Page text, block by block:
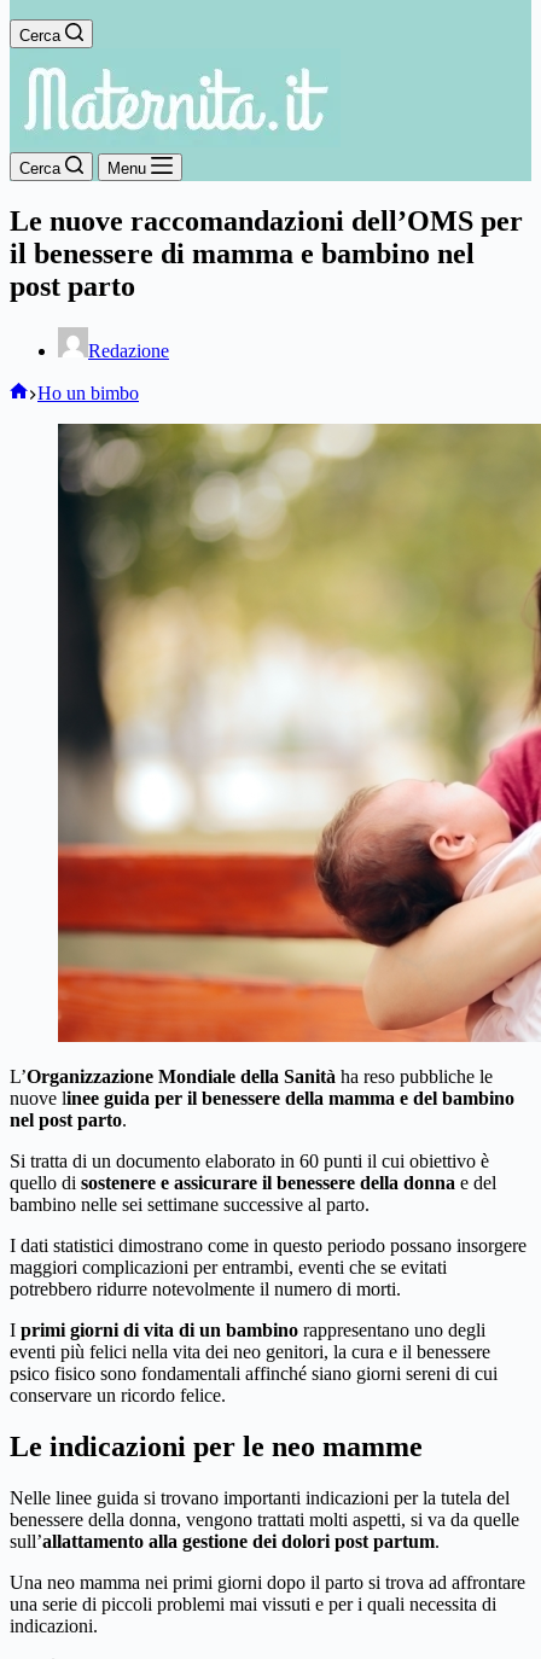
Cerca
Cerca Menu
Le nuove raccomandazioni dell’OMS per
il benessere di mamma e bambino nel
post parto
Redazione
Home
Ho un bimbo
L’Organizzazione Mondiale della Sanità ha reso pubbliche le
nuove linee guida per il benessere della mamma e del bambino
nel post parto.
Si tratta di un documento elaborato in 60 punti il cui obiettivo è
quello di sostenere e assicurare il benessere della donna e del
bambino nelle sei settimane successive al parto.
I dati statistici dimostrano come in questo periodo possano insorgere
maggiori complicazioni per entrambi, eventi che se evitati
potrebbero ridurre notevolmente il numero di morti.
I primi giorni di vita di un bambino rappresentano uno degli
eventi più felici nella vita dei neo genitori, la cura e il benessere
psico fisico sono fondamentali affinché siano giorni sereni di cui
conservare un ricordo felice.
Le indicazioni per le neo mamme
Nelle linee guida si trovano importanti indicazioni per la tutela del
benessere della donna, vengono trattati molti aspetti, si va da quelle
sull’allattamento alla gestione dei dolori post partum.
Una neo mamma nei primi giorni dopo il parto si trova ad affrontare
una serie di piccoli problemi mai vissuti e per i quali necessita di
indicazioni.